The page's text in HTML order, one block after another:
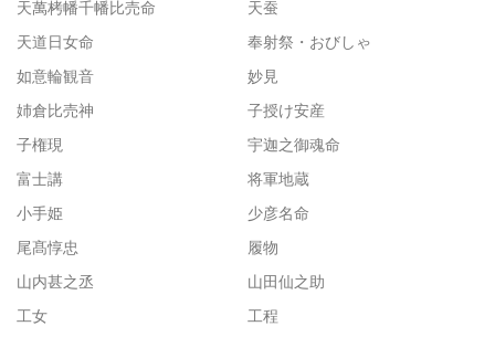
天萬栲幡千幡比売命
天蚕
天道日女命
奉射祭・おびしゃ
如意輪観音
妙見
姉倉比売神
子授け安産
子権現
宇迦之御魂命
富士講
将軍地蔵
小手姫
少彦名命
尾髙惇忠
履物
山内甚之丞
山田仙之助
工女
工程